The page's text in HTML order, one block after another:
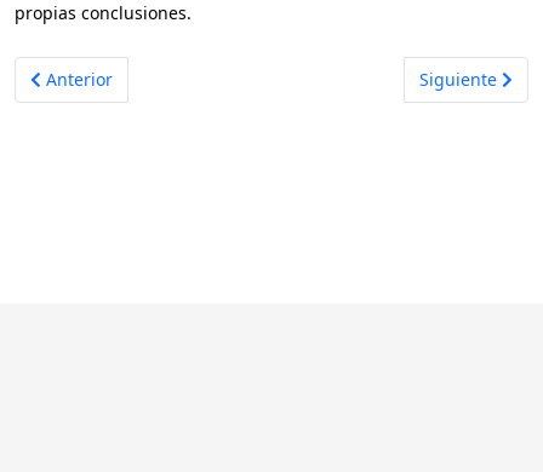
propias conclusiones.
Artículo anterior: Contra la #RiquezaqueEmpobrece, ¡Actúa!
Anterior Artículo
Siguiente